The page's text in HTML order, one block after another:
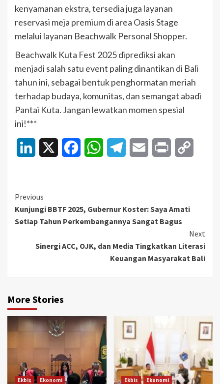
kenyamanan ekstra, tersedia juga layanan
reservasi meja premium di area Oasis Stage
melalui layanan Beachwalk Personal Shopper.
Beachwalk Kuta Fest 2025 diprediksi akan
menjadi salah satu event paling dinantikan di Bali
tahun ini, sebagai bentuk penghormatan meriah
terhadap budaya, komunitas, dan semangat abadi
Pantai Kuta. Jangan lewatkan momen spesial
ini!***
LinkedIn FacebookWhatsAppTelegramEmail Print
Continue
Reading
Previous
Kunjungi BBTF 2025, Gubernur Koster: Saya Amati
Setiap Tahun Perkembangannya Sangat Bagus
Next
Sinergi ACC, OJK, dan Media Tingkatkan Literasi
Keuangan Masyarakat Bali
More Stories
Ekbis
Ekonomi
Ekbis
Ekonomi